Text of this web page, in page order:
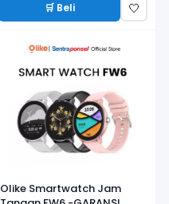
🛒 Beli 🤍
Olike Smartwatch Jam